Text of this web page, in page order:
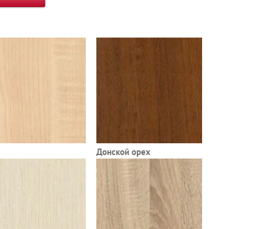
Донской орех